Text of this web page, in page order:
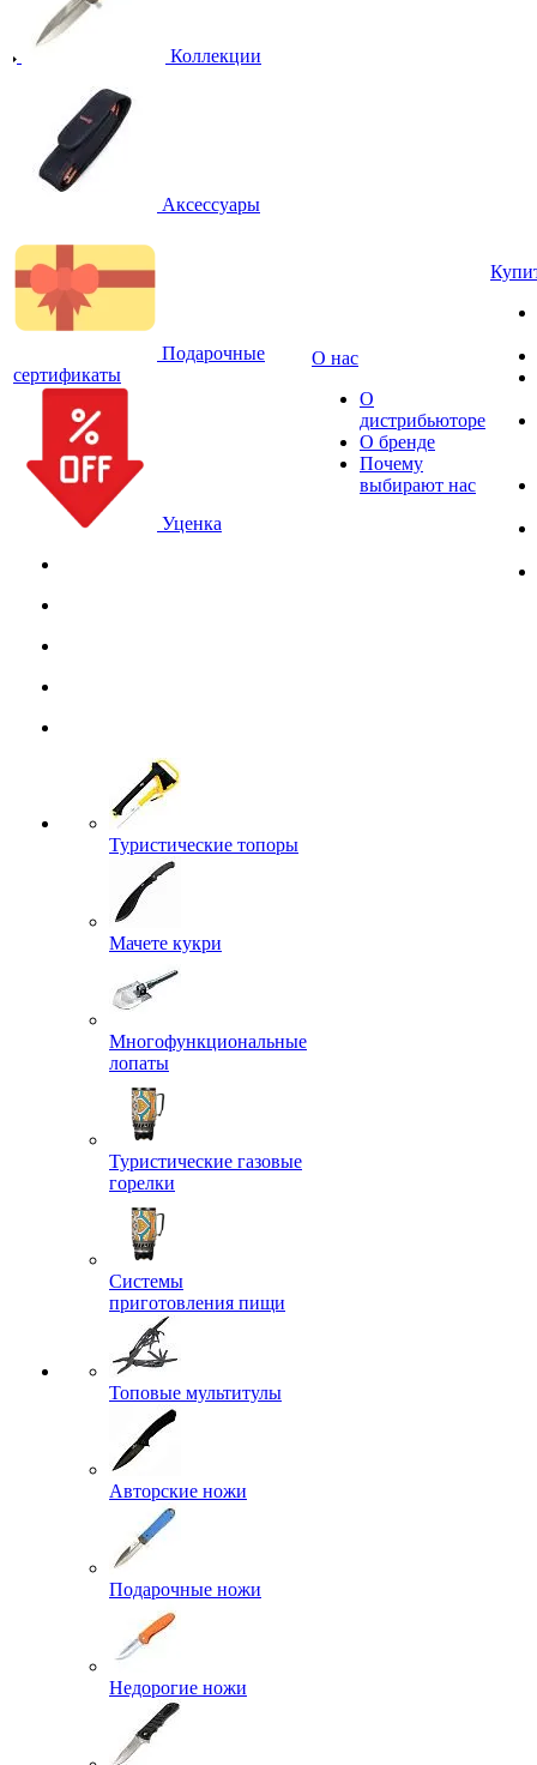
Коллекции
Аксессуары
Подарочные
сертификаты
Уценка
Туристические топоры
Мачете кукри
Многофункциональные
лопаты
Туристические газовые
горелки
Системы
приготовления пищи
Топовые мультитулы
Авторские ножи
Подарочные ножи
Недорогие ножи
О нас
О
дистрибьюторе
О бренде
Почему
выбирают нас